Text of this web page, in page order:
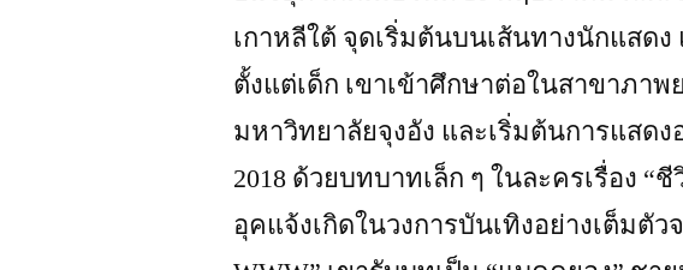
เกาหลีใต้ จุดเริ่มต้นบนเส้นทางนักแสด
ตั้งแต่เด็ก เขาเข้าศึกษาต่อในสาขาภา
มหาวิทยาลัยจุงอัง และเริ่มต้นการแสดง
2018 ด้วยบทบาทเล็ก ๆ ในละครเรื่อง “
อุคแจ้งเกิดในวงการบันเทิงอย่างเต็มตัว